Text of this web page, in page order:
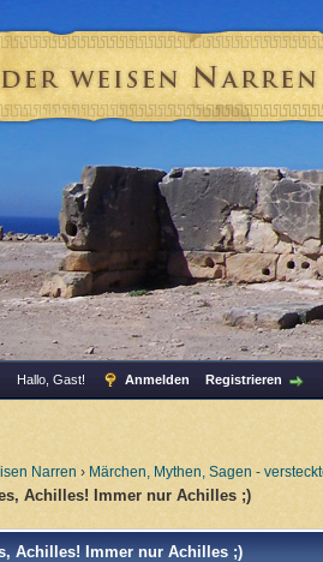
Hallo, Gast! Anmelden Registrieren
Narren › Märchen, Mythen, Sagen -
Achilles! Immer nur Achilles ;)
Achilles! Immer nur Achilles ;)